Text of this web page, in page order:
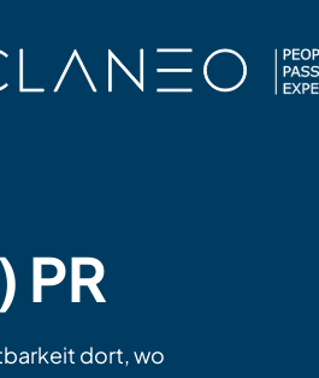
PR
dort, wo